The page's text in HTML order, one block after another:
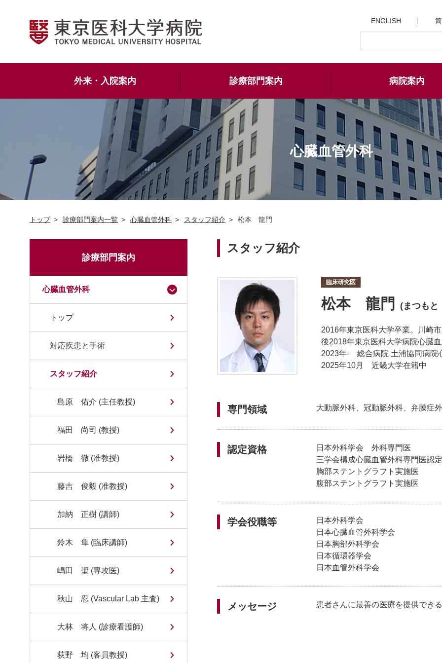
ENGLISH
外来・入院案内 診療部門案内 病院案内
心臓血管外科
トップ 診療部門案内一覧 心臓血管外科 スタッフ紹介 松本 龍門
スタッフ紹介
臨床研究医
松本 龍門 (まつも
2016年東京医科大学卒業。川崎
後2018年東京医科大学病院心臓
2023年- 総合病院 土浦協同病院
2025年10月 近畿大学在籍中
専門領域 大動脈外科、冠動脈外科、弁膜症
認定資格
日本外科学会 外科専門医
三学会構成心臓血管外科専門医認
胸部ステントグラフト実施医
腹部ステントグラフト実施医
学会役職等
日本外科学会
日本心臓血管外科学会
日本胸部外科学会
日本循環器学会
日本血管外科学会
メッセージ 患者さんに最善の医療を提供でき
診療部門案内
心臓血管外科
トップ
対応疾患と手術
スタッフ紹介
島原 佑介 (主任教授)
福田 尚司 (教授)
岩橋 徹 (准教授)
藤吉 俊毅 (准教授)
加納 正樹 (講師)
鈴木 隼 (臨床講師)
嶋田 聖 (専攻医)
秋山 忍 (Vascular Lab 主査)
大林 将人 (診療看護師)
荻野 均 (客員教授)